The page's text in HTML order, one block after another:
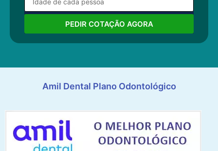
PEDIR COTAÇÃO AGORA
Amil Dental Plano Odontológico